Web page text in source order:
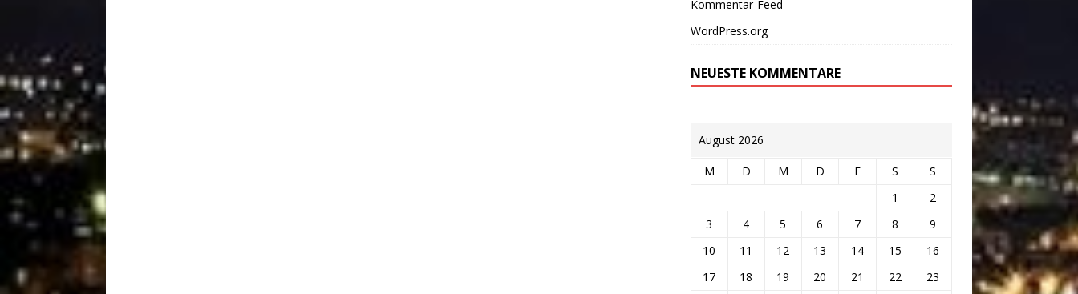
Kommentar-Feed
WordPress.org
NEUESTE KOMMENTARE
August 2026
M D M D F S
S
1
2
3
4 5 6 7 8
9
10
11 12 13 14 15
16
17
18 19 20 21 22
23